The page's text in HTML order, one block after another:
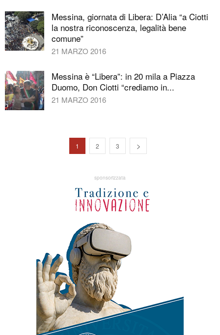
Messina, giornata di Libera: D’Alia “a Ciotti
la nostra riconoscenza, legalità bene
comune”
21 MARZO 2016
Messina è “Libera”: in 20 mila a Piazza
Duomo, Don Ciotti “crediamo in...
21 MARZO 2016
1 2 3
sponsorizzata